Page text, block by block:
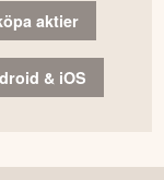
aktier
& iOS